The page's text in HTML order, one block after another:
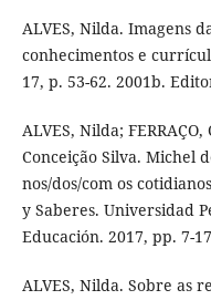
ALVES, Nilda. Imagens
conhecimentos e
17, p. 53-62. 2001b.
ALVES, Nilda;
Conceição Silva. Michel
nos/dos/com os
y Saberes. Universidad
Educación. 2017, pp. 7-
ALVES, Nilda. Sobre as